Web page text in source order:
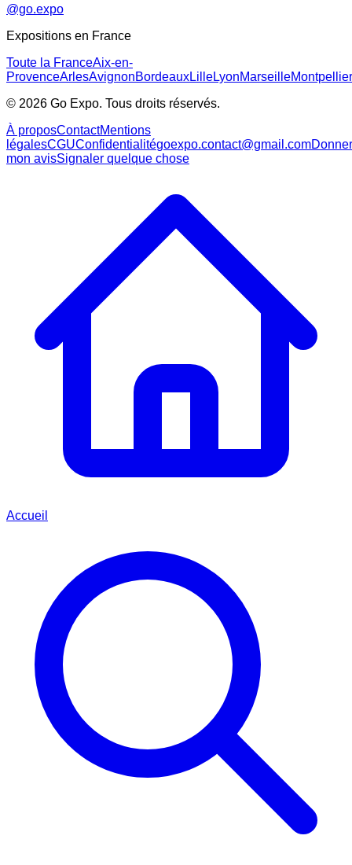
@go.expo
Expositions en France
Toute la FranceAix-en-
ProvenceArlesAvignonBordeauxLilleLyonMarseilleMontpellier
© 2026 Go Expo. Tous droits réservés.
À proposContactMentions
légalesCGUConfidentialitégoexpo.contact@gmail.comDonner
mon avisSignaler quelque chose
Accueil